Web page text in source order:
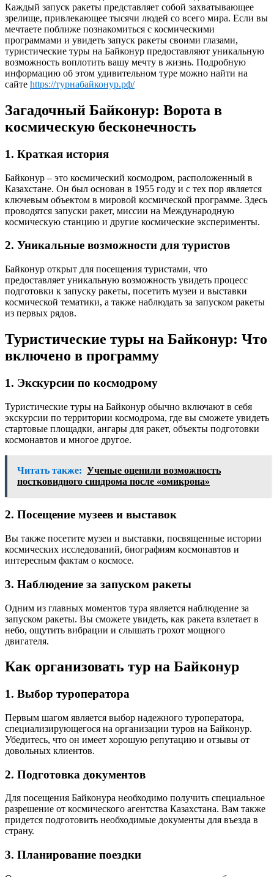
Каждый запуск ракеты представляет собой захватывающее
зрелище, привлекающее тысячи людей со всего мира. Если вы
мечтаете поближе познакомиться с космическими
программами и увидеть запуск ракеты своими глазами,
туристические туры на Байконур предоставляют уникальную
возможность воплотить вашу мечту в жизнь. Подробную
информацию об этом удивительном туре можно найти на
сайте https://турнабайконур.рф/
Загадочный Байконур: Ворота в
космическую бесконечность
1. Краткая история
Байконур – это космический космодром, расположенный в
Казахстане. Он был основан в 1955 году и с тех пор является
ключевым объектом в мировой космической программе. Здесь
проводятся запуски ракет, миссии на Международную
космическую станцию и другие космические эксперименты.
2. Уникальные возможности для туристов
Байконур открыт для посещения туристами, что
предоставляет уникальную возможность увидеть процесс
подготовки к запуску ракеты, посетить музеи и выставки
космической тематики, а также наблюдать за запуском ракеты
из первых рядов.
Туристические туры на Байконур: Что
включено в программу
1. Экскурсии по космодрому
Туристические туры на Байконур обычно включают в себя
экскурсии по территории космодрома, где вы сможете увидеть
стартовые площадки, ангары для ракет, объекты подготовки
космонавтов и многое другое.
Читать также: Ученые оценили возможность
постковидного синдрома после «омикрона»
2. Посещение музеев и выставок
Вы также посетите музеи и выставки, посвященные истории
космических исследований, биографиям космонавтов и
интересным фактам о космосе.
3. Наблюдение за запуском ракеты
Одним из главных моментов тура является наблюдение за
запуском ракеты. Вы сможете увидеть, как ракета взлетает в
небо, ощутить вибрации и слышать грохот мощного
двигателя.
Как организовать тур на Байконур
1. Выбор туроператора
Первым шагом является выбор надежного туроператора,
специализирующегося на организации туров на Байконур.
Убедитесь, что он имеет хорошую репутацию и отзывы от
довольных клиентов.
2. Подготовка документов
Для посещения Байконура необходимо получить специальное
разрешение от космического агентства Казахстана. Вам также
придется подготовить необходимые документы для въезда в
страну.
3. Планирование поездки